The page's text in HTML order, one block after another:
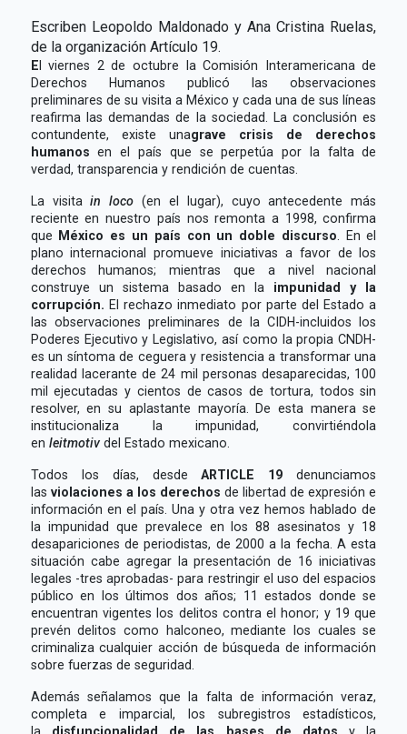
Escriben Leopoldo Maldonado y Ana Cristina Ruelas,
de la organización Artículo 19.
El viernes 2 de octubre la Comisión Interamericana de
Derechos Humanos publicó las observaciones
preliminares de su visita a México y cada una de sus líneas
reafirma las demandas de la sociedad. La conclusión es
contundente, existe unagrave crisis de derechos
humanos en el país que se perpetúa por la falta de
verdad, transparencia y rendición de cuentas.
La visitain loco(en el lugar), cuyo antecedente más
reciente en nuestro país nos remonta a 1998, confirma
que México es un país con un doble discurso . En el
plano internacional promueve iniciativas a favor de los
derechos humanos; mientras que a nivel nacional
construye un sistema basado en la impunidad y la
corrupción. El rechazo inmediato por parte del Estado a
las observaciones preliminares de la CIDH-incluidos los
Poderes Ejecutivo y Legislativo, así como la propia CNDH-
es un síntoma de ceguera y resistencia a transformar una
realidad lacerante de 24 mil personas desaparecidas, 100
mil ejecutadas y cientos de casos de tortura, todos sin
resolver, en su aplastante mayoría. De esta manera se
institucionaliza la impunidad, convirtiéndola
en leitmotiv del Estado mexicano.
Todos los días, desdeARTICLE 19 denunciamos
las violaciones a los derechos de libertad de expresión e
información en el país. Una y otra vez hemos hablado de
la impunidad que prevalece en los 88 asesinatos y 18
desapariciones de periodistas, de 2000 a la fecha. A esta
situación cabe agregar la presentación de 16 iniciativas
legales -tres aprobadas- para restringir el uso del espacios
público en los últimos dos años; 11 estados donde se
encuentran vigentes los delitos contra el honor; y 19 que
prevén delitos como halconeo, mediante los cuales se
criminaliza cualquier acción de búsqueda de información
sobre fuerzas de seguridad.
Además señalamos que la falta de información veraz,
completa e imparcial, los subregistros estadísticos,
la disfuncionalidad de las bases de datos y la